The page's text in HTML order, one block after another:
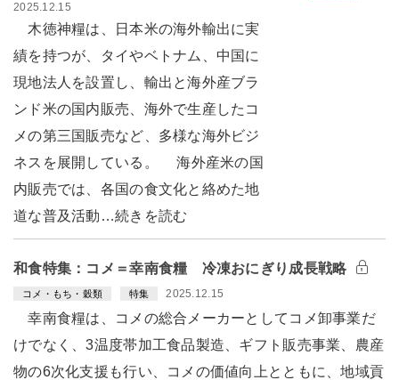
2025.12.15
木徳神糧は、日本米の海外輸出に実
績を持つが、タイやベトナム、中国に
現地法人を設置し、輸出と海外産ブラ
ンド米の国内販売、海外で生産したコ
メの第三国販売など、多様な海外ビジ
ネスを展開している。 海外産米の国
内販売では、各国の食文化と絡めた地
道な普及活動…続きを読む
和食特集：コメ＝幸南食糧 冷凍おにぎり成長戦略
コメ・もち・穀類 特集 2025.12.15
幸南食糧は、コメの総合メーカーとしてコメ卸事業だ
けでなく、3温度帯加工食品製造、ギフト販売事業、農産
物の6次化支援も行い、コメの価値向上とともに、地域貢